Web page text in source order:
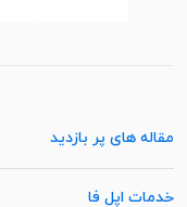
مقاله های پر بازدید
خدمات اپل فا